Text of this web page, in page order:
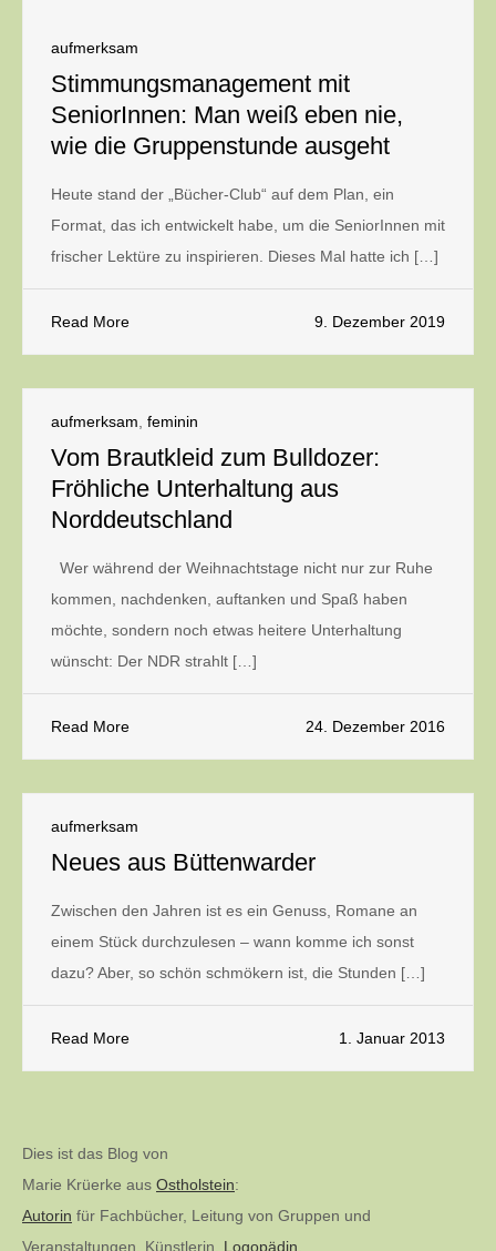
aufmerksam
Stimmungsmanagement mit
SeniorInnen: Man weiß eben nie,
wie die Gruppenstunde ausgeht
Heute stand der „Bücher-Club“ auf dem Plan, ein
Format, das ich entwickelt habe, um die SeniorInnen mit
frischer Lektüre zu inspirieren. Dieses Mal hatte ich […]
Read More 9. Dezember 2019
aufmerksam feminin
Vom Brautkleid zum Bulldozer:
Fröhliche Unterhaltung aus
Norddeutschland
Wer während der Weihnachtstage nicht nur zur Ruhe
kommen, nachdenken, auftanken und Spaß haben
möchte, sondern noch etwas heitere Unterhaltung
wünscht: Der NDR strahlt […]
Read More 24. Dezember 2016
aufmerksam
Neues aus Büttenwarder
Zwischen den Jahren ist es ein Genuss, Romane an
einem Stück durchzulesen – wann komme ich sonst
dazu? Aber, so schön schmökern ist, die Stunden […]
Read More 1. Januar 2013
Dies ist das Blog von
Marie Krüerke aus Ostholstein:
Autorin für Fachbücher, Leitung von Gruppen und
Veranstaltungen, Künstlerin,
Logopädin